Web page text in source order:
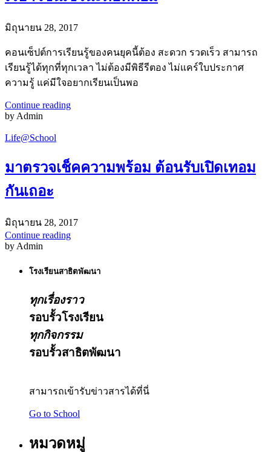
มิถุนายน 28, 2017
คอนเซ็ปต์การเรียนรู้ของคนยุคนี้ต้อง สะดวก รวดเร็ว สามารถ
เรียนรู้ได้ทุกที่ทุกเวลา ไม่ต้องมีพิธีรีตอง ไม่แคร์ใบประกาศ
ความรู้ แค่มีใจอยากเรียนเป็นพอ
Continue reading
by Admin
Life@School
มาตรวจเช็คความพร้อม ต้อนรับเปิดเทอม
กันเถอะ
มิถุนายน 28, 2017
Continue reading
by Admin
โรงเรียนสาธิตพัฒนา
ทุกเรื่องราว
รอบรั้วโรงเรียน
ทุกกิจกรรม
รอบรั้วสาธิตพัฒนา
สามารถเข้ารับข่าวสารได้ที่นี่
Go to School
หมวดหมู่